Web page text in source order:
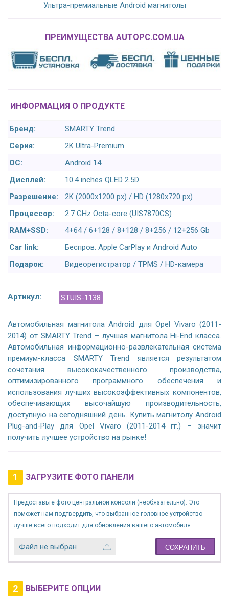
Ультра-премиальные Android магнитолы
ПРЕИМУЩЕСТВА AUTOPC.COM.UA
ИНФОРМАЦИЯ О ПРОДУКТЕ
Бренд:
SMARTY Trend
Серия:
2K Ultra-Premium
ОС:
Android 14
Дисплей:
10.4 inches QLED 2.5D
Разрешение:
2K (2000x1200 px) / HD (1280x720 px)
Процессор:
2.7 GHz Octa-core (UIS7870CS)
RAM+SSD:
4+64 / 6+128 / 8+128 / 8+256 / 12+256 Gb
Car link:
Беспров. Apple CarPlay и Android Auto
Подарок:
Видеорегистратор / TPMS / HD-камера
Артикул: STUIS-1138
Автомобильная магнитола Android для Opel Vivaro (2011-
2014) от SMARTY Trend – лучшая магнитола Hi-End класса.
Автомобильная информационно-развлекательная система
премиум-класса SMARTY Trend является результатом
сочетания высококачественного производства,
оптимизированного программного обеспечения и
использования лучших высокоэффективных компонентов,
обеспечивающих высочайшую производительность,
доступную на сегодняшний день. Купить магнитолу Android
Plug-and-Play для Opel Vivaro (2011-2014 гг.) – значит
получить лучшее устройство на рынке!
1 ЗАГРУЗИТЕ ФОТО ПАНЕЛИ
Предоставьте фото центральной консоли (необязательно). Это
поможет нам подтвердить, что выбранное головное устройство
лучше всего подходит для обновления вашего автомобиля.
Файл не выбран СОХРАНИТЬ
2 ВЫБЕРИТЕ ОПЦИИ